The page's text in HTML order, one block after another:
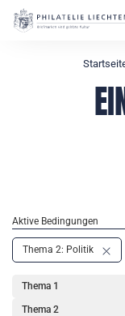
Aktive Bedingungen
Thema 2: Politik
Thema 1
Thema 2